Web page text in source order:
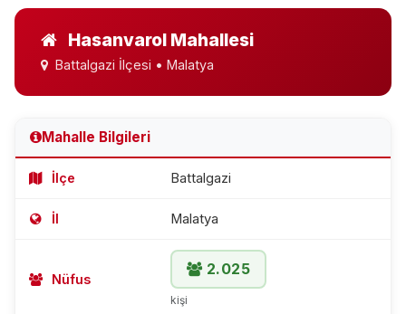
Hasanvarol Mahallesi
Battalgazi İlçesi • Malatya
Mahalle Bilgileri
İlçe Battalgazi
İl Malatya
Nüfus
2.025
kişi